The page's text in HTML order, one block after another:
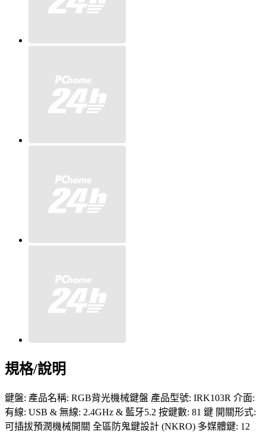
規格/說明
鍵盤: 產品名稱: RGB背光機械鍵盤 產品型號: IRK103R 介面:
有線: USB & 無線: 2.4GHz & 藍牙5.2 按鍵數: 81 鍵 開關形式:
可插拔預潤機械開關 全區防鬼鍵設計 (NKRO) 多媒體鍵: 12